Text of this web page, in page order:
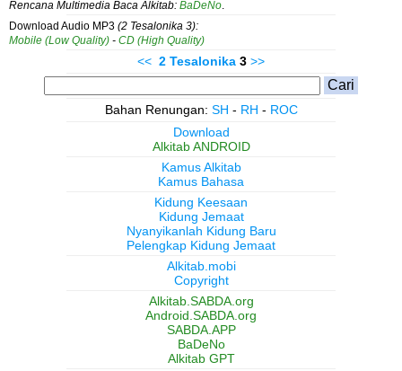
Rencana Multimedia Baca Alkitab: BaDeNo.
Download Audio MP3 (2 Tesalonika 3):
Mobile (Low Quality) - CD (High Quality)
<< 2 Tesalonika 3 >>
Bahan Renungan: SH - RH - ROC
Download
Alkitab ANDROID
Kamus Alkitab
Kamus Bahasa
Kidung Keesaan
Kidung Jemaat
Nyanyikanlah Kidung Baru
Pelengkap Kidung Jemaat
Alkitab.mobi
Copyright
Alkitab.SABDA.org
Android.SABDA.org
SABDA.APP
BaDeNo
Alkitab GPT